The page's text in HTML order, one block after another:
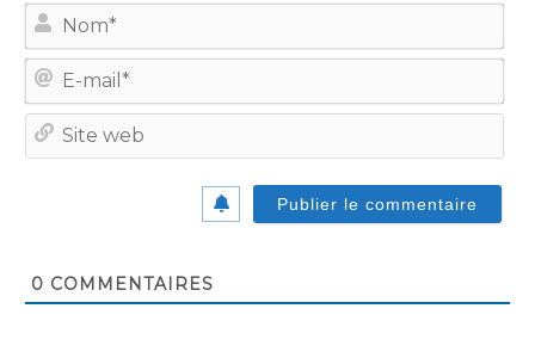
E-
0 COMMENTAIRES